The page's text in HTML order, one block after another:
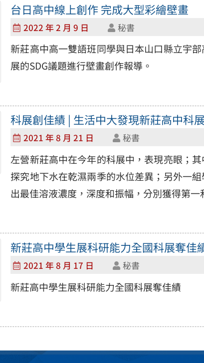
台日高中線上創作 完成大型彩繪壁畫
2022 年 2 月 9 日 秘書
新莊高中高一雙語班同學與日本山口縣立宇
展的SDG議題進行壁畫創作報導。
科展創佳績 | 生活中大發現新莊高中科
2021 年 8 月 21 日 秘書
左營新莊高中在今年的科展中，表現亮眼；
探究地下水在乾濕兩季的水位差異；另外一
出最佳溶液濃度，深度和振幅，分別獲得第一
新莊高中學生展科研能力全國科展奪佳
2021 年 8 月 17 日 秘書
新莊高中學生展科研能力全國科展奪佳績